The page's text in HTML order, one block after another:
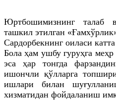
Юртбошимизнинг талаб
ташкил этилган
Сардорбекнинг оиласи
Бола ҳам ушбу гуруҳга
эса ҳар тонгда
ишончли қўлларга
ишлари билан
хизматидан фойдаланиш